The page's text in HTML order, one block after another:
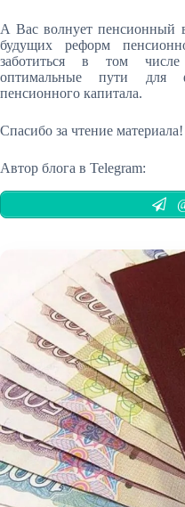
А Вас волнует пенсионный
будущих реформ
заботиться в том
оптимальные пути для
пенсионного капитала.
Спасибо за чтение материала!
Автор блога в Telegram: